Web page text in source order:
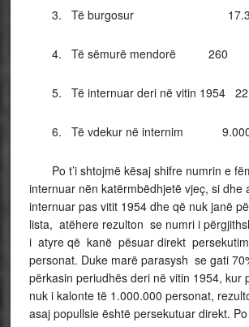
3. Të burgosur
4. Të sëmurë mendorë 260
5. Të internuar deri në vitin 1954
6. Të vdekur në internim
Po t’i shtojmë kësaj shifre numrin e
internuar nën katërmbëdhjetë vjeç, si dhe
internuar pas vitit 1954 dhe që nuk janë
lista, atëhere rezulton se numri i
i atyre që kanë pësuar direkt
personat. Duke marë parasysh se gati
përkasin periudhës deri në vitin 1954, kur
nuk i kalonte të 1.000.000 personat,
asaj popullsie është persekutuar direkt. Po